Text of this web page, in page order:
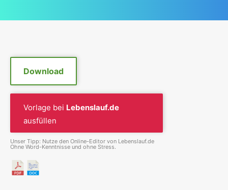
Download
Vorlage bei Lebenslauf.de
ausfüllen
Unser Tipp: Nutze den Online-Editor von Lebenslauf.de
Ohne Word-Kenntnisse und ohne Stress.